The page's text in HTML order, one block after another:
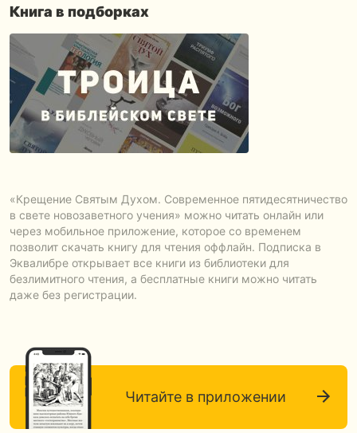
Книга в подборках
«Крещение Святым Духом. Современное пятидесятничество
в свете новозаветного учения» можно читать онлайн или
через мобильное приложение, которое со временем
позволит скачать книгу для чтения оффлайн. Подписка в
Эквалибре открывает все книги из библиотеки для
безлимитного чтения, а бесплатные книги можно читать
даже без регистрации.
Читайте в приложении